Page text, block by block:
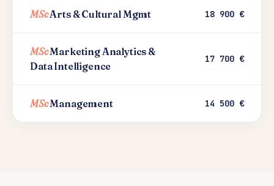
MScArts & Cultural Mgmt 18 900 €
MScMarketing Analytics &
Data Intelligence
17 700 €
MScManagement 14 500 €